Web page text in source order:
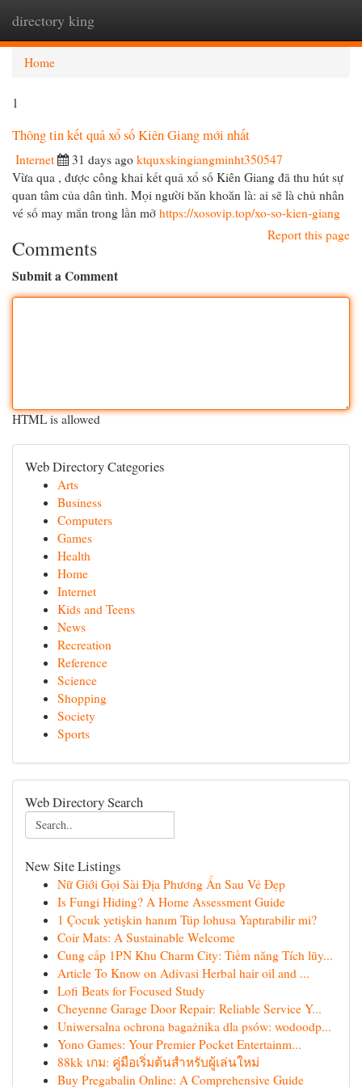
directory king
Home
1
Thông tin kết quả xổ số Kiên Giang mới nhất
Internet 31 days ago ktquxskingiangminht350547
Vừa qua , được công khai kết quả xổ số Kiên Giang đã thu hút sự
quan tâm của dân tình. Mọi người băn khoăn là: ai sẽ là chủ nhân
vé số may mắn trong lần mở https://xosovip.top/xo-so-kien-giang
Report this page
Comments
Submit a Comment
HTML is allowed
Web Directory Categories
Arts
Business
Computers
Games
Health
Home
Internet
Kids and Teens
News
Recreation
Reference
Science
Shopping
Society
Sports
Web Directory Search
New Site Listings
Nữ Giới Gọi Sài Địa Phương Ẩn Sau Vẻ Đẹp
Is Fungi Hiding? A Home Assessment Guide
1 Çocuk yetişkin hanım Tüp lohusa Yaptırabilir mi?
Coir Mats: A Sustainable Welcome
Cung cấp 1PN Khu Charm City: Tiềm năng Tích lũy...
Article To Know on Adivasi Herbal hair oil and ...
Lofi Beats for Focused Study
Cheyenne Garage Door Repair: Reliable Service Y...
Uniwersalna ochrona bagażnika dla psów: wodoodp...
Yono Games: Your Premier Pocket Entertainm...
88kk เกม: คู่มือเริ่มต้นสำหรับผู้เล่นใหม่
Buy Pregabalin Online: A Comprehensive Guide